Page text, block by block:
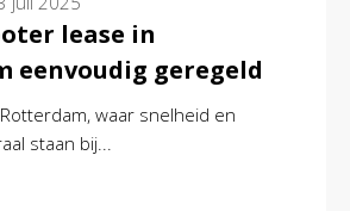
lease in
eenvoudig geregeld
waar snelheid en
staan bij...